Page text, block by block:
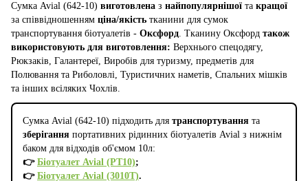
Сумка Avial (642-10) виготовлена з найпопулярнішої та кращої
за співвідношенням ціна/якість тканини для сумок
транспортування біотуалетів - Оксфорд. Тканину Оксфорд також
використовують для виготовлення: Верхнього спецодягу,
Рюкзаків, Галантереї, Виробів для туризму, предметів для
Полювання та Риболовлі, Туристичних наметів, Спальних мішків
та інших всіляких Чохлів.
Сумка Avial (642-10) підходить для транспортування та
зберігання портативних рідинних біотуалетів Avial з нижнім
баком для відходів об'ємом 10л:
👉 Біотуалет Avial (PT10);
👉 Біотуалет Avial (3010T).